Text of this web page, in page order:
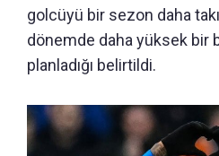
golcüyü bir sezon daha
dönemde daha yüksek bir
planladığı belirtildi.